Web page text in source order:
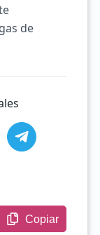
de
cpu/in
Copiar